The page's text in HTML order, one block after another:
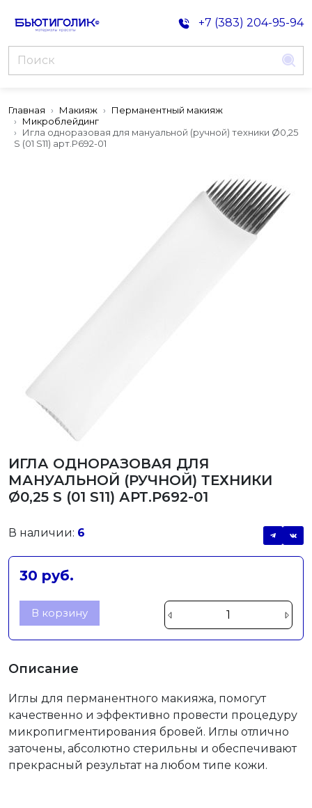
+7 (383) 204-95-94
Главная Макияж
Перманентный макияж
Микроблейдинг
Игла одноразовая для мануальной (ручной) техники Ø0,25
S (01 S11) арт.Р692-01
ИГЛА ОДНОРАЗОВАЯ ДЛЯ
МАНУАЛЬНОЙ (РУЧНОЙ) ТЕХНИКИ
Ø0,25 S (01 S11) АРТ.Р692-01
В наличии: 6
30 руб.
В корзину
Описание
Иглы для перманентного макияжа, помогут
качественно и эффективно провести процедуру
микропигментирования бровей. Иглы отлично
заточены, абсолютно стерильны и обеспечивают
прекрасный результат на любом типе кожи.